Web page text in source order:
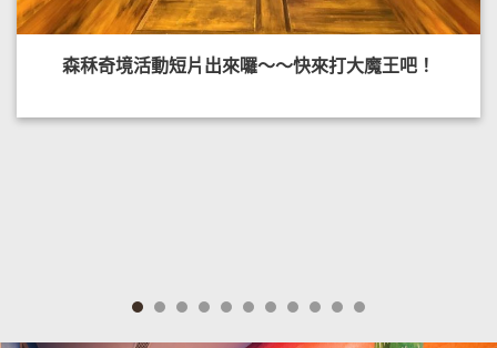
森秝奇境活動短片出來囉～～快來打大魔王吧！